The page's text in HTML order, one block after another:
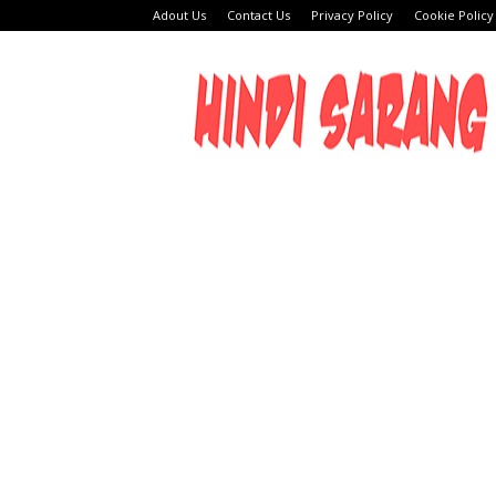
Adout Us Contact Us Privacy Policy Cookie Policy
HINDI
SARANG